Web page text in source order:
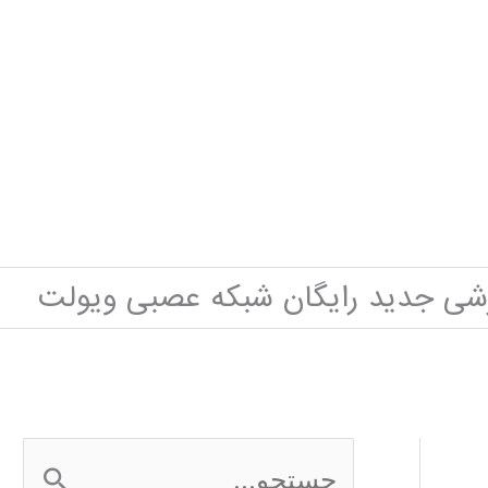
جدید رایگان شبکه عصبی ویولت